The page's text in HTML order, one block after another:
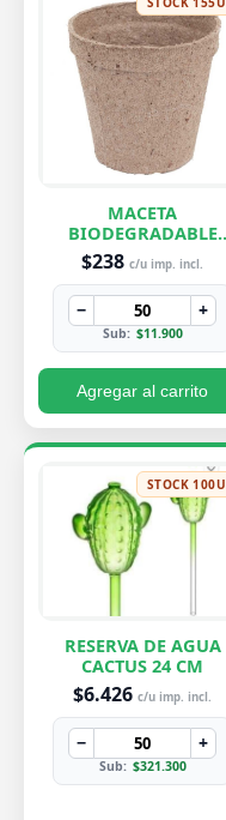
MACETA
BIODEGRADABLE
PEQUEÑA 7X8 CM
$238 c/u imp. incl.
− +
Sub: $11.900
Agregar al carrito
STOCK 100U
RESERVA DE AGUA
CACTUS 24 CM
$6.426 c/u imp. incl.
− +
Sub: $321.300